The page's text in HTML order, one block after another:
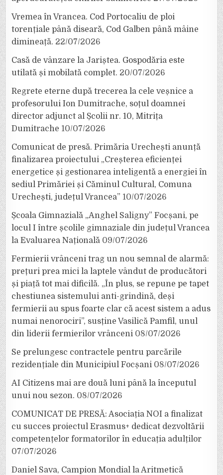
Vremea în Vrancea. Cod Portocaliu de ploi
torențiale până diseară, Cod Galben până mâine
dimineață. 22/07/2026
Casă de vânzare la Jariștea. Gospodăria este
utilată și mobilată complet. 20/07/2026
Regrete eterne după trecerea la cele veșnice a
profesorului Ion Dumitrache, soțul doamnei
director adjunct al Școlii nr. 10, Mitrița
Dumitrache 10/07/2026
Comunicat de presă. Primăria Urechești anunță
finalizarea proiectului „Creșterea eficienței
energetice și gestionarea inteligentă a energiei în
sediul Primăriei și Căminul Cultural, Comuna
Urechești, județul Vrancea” 10/07/2026
Școala Gimnazială „Anghel Saligny” Focșani, pe
locul I între școlile gimnaziale din județul Vrancea
la Evaluarea Națională 09/07/2026
Fermierii vrânceni trag un nou semnal de alarmă:
prețuri prea mici la laptele vândut de producători
și piață tot mai dificilă. „În plus, se repune pe tapet
chestiunea sistemului anti-grindină, deși
fermierii au spus foarte clar că acest sistem a adus
numai nenorociri”, susține Vasilică Pamfil, unul
din liderii fermierilor vrânceni 08/07/2026
Se prelungesc contractele pentru parcările
rezidențiale din Municipiul Focșani 08/07/2026
AI Citizens mai are două luni până la începutul
unui nou sezon. 08/07/2026
COMUNICAT DE PRESĂ: Asociația NOI a finalizat
cu succes proiectul Erasmus+ dedicat dezvoltării
competențelor formatorilor în educația adulților
07/07/2026
Daniel Sava, Campion Mondial la Aritmetică